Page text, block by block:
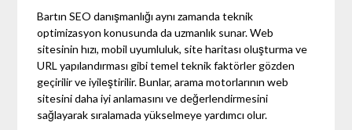
Bartın SEO danışmanlığı aynı zamanda teknik
optimizasyon konusunda da uzmanlık sunar. Web
sitesinin hızı, mobil uyumluluk, site haritası oluşturma ve
URL yapılandırması gibi temel teknik faktörler gözden
geçirilir ve iyileştirilir. Bunlar, arama motorlarının web
sitesini daha iyi anlamasını ve değerlendirmesini
sağlayarak sıralamada yükselmeye yardımcı olur.